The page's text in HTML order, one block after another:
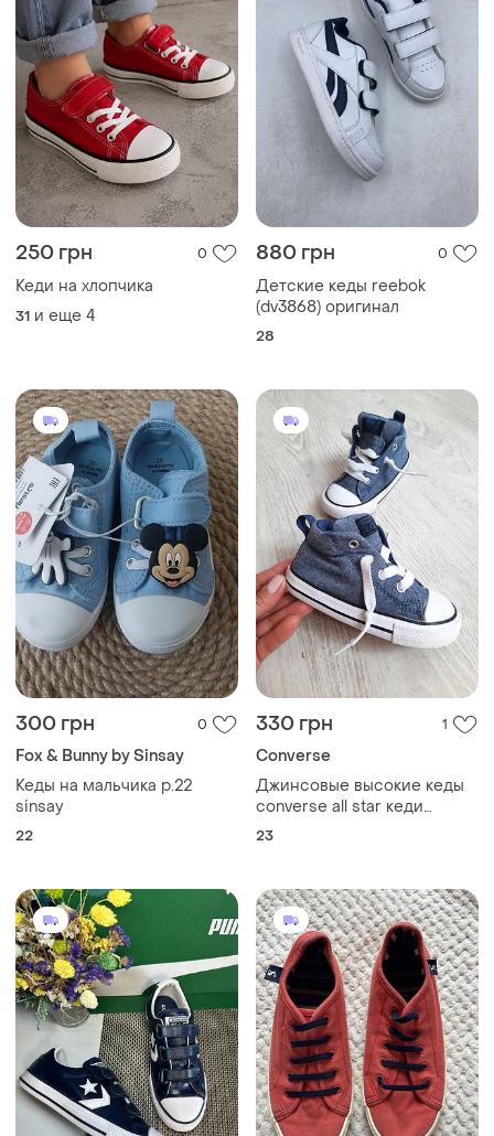
250 грн 0
Кеди на хлопчика
31 и еще 4
880 грн 0
Детские кеды reebok
(dv3868) оригинал
28
300 грн 0
Fox & Bunny by Sinsay
Кеды на мальчика р.22
sinsay
22
330 грн 1
Converse
Джинсовые высокие кеды
converse all star кеди
черевики хайтопы
23